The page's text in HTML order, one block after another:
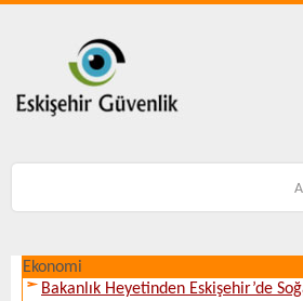
Ekonomi
Bakanlık Heyetinden Eskişehir’de